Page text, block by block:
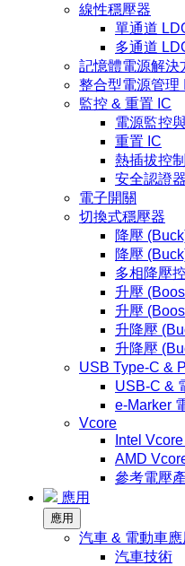
線性穩壓器
單通道
多通道
記憶體電源解決
整合型電源管理
監控 & 重置 IC
電源監控
重置 IC
熱插拔控
安全認證器
電子開關
切換式穩壓器
降壓
降壓
多相降壓
升壓
升壓
升降壓
升降壓
USB Type-C &
USB-C &
e-Marker
Vcore
Intel
AMD
參考電壓
應用
應用
汽車 & 電動車應
汽車技術